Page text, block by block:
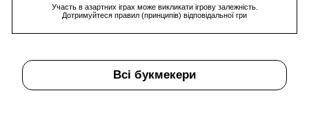
Участь в азартних іграх може викликати ігрову залежність.
Дотримуйтеся правил (принципів) відповідальної гри
Всі букмекери